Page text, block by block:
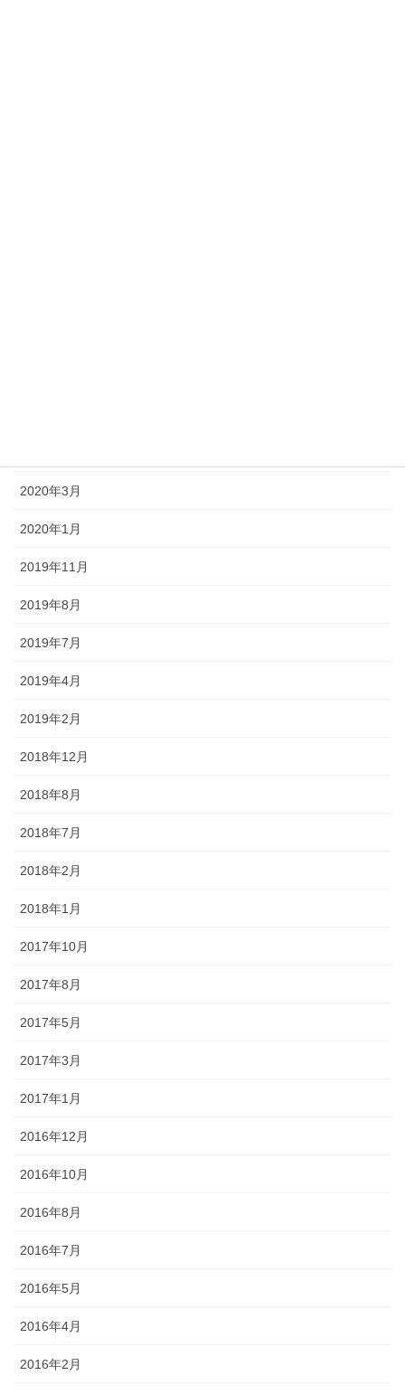
2020年3月
2020年1月
2019年11月
2019年8月
2019年7月
2019年4月
2019年2月
2018年12月
2018年8月
2018年7月
2018年2月
2018年1月
2017年10月
2017年8月
2017年5月
2017年3月
2017年1月
2016年12月
2016年10月
2016年8月
2016年7月
2016年5月
2016年4月
2016年2月